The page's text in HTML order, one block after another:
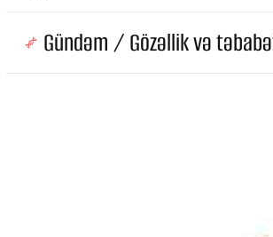
Gündəm / Gözəllik və